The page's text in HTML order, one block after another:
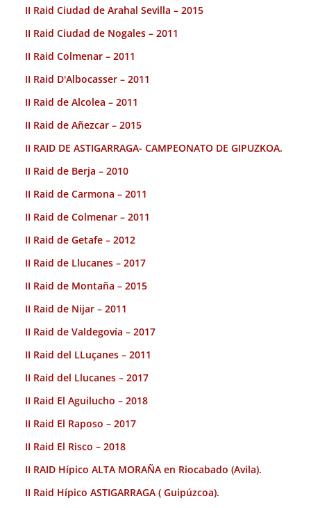
II Raid Ciudad de Arahal Sevilla – 2015
II Raid Ciudad de Nogales – 2011
II Raid Colmenar – 2011
II Raid D'Albocasser – 2011
II Raid de Alcolea – 2011
II Raid de Añezcar – 2015
II RAID DE ASTIGARRAGA- CAMPEONATO DE GIPUZKOA.
II Raid de Berja – 2010
II Raid de Carmona – 2011
II Raid de Colmenar – 2011
II Raid de Getafe – 2012
II Raid de Llucanes – 2017
II Raid de Montaña – 2015
II Raid de Nijar – 2011
II Raid de Valdegovía – 2017
II Raid del LLuçanes – 2011
II Raid del Llucanes – 2017
II Raid El Aguilucho – 2018
II Raid El Raposo – 2017
II Raid El Risco – 2018
II RAID Hípico ALTA MORAÑA en Riocabado (Avila).
II Raid Hípico ASTIGARRAGA ( Guipúzcoa).